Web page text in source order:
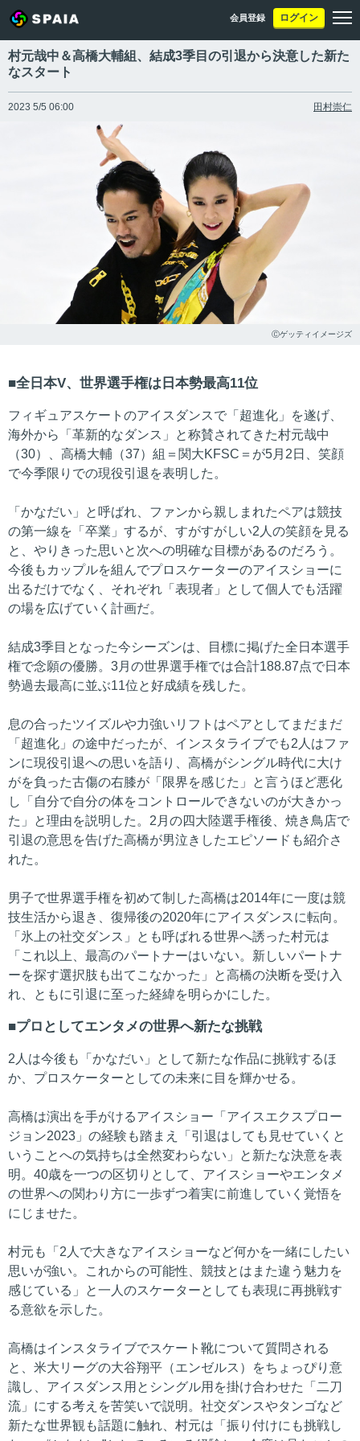
会員登録 ログイン
村元哉中＆高橋大輔組、結成3季目の引退から決意した新た
なスタート
2023 5/5 06:00 田村崇仁
Ⓒゲッティイメージズ
全日本V、世界選手権は日本勢最高11位
フィギュアスケートのアイスダンスで「超進化」を遂げ、
海外から「革新的なダンス」と称賛されてきた村元哉中
（30）、高橋大輔（37）組＝関大KFSC＝が5月2日、笑顔
で今季限りでの現役引退を表明した。
「かなだい」と呼ばれ、ファンから親しまれたペアは競技
の第一線を「卒業」するが、すがすがしい2人の笑顔を見る
と、やりきった思いと次への明確な目標があるのだろう。
今後もカップルを組んでプロスケーターのアイスショーに
出るだけでなく、それぞれ「表現者」として個人でも活躍
の場を広げていく計画だ。
結成3季目となった今シーズンは、目標に掲げた全日本選手
権で念願の優勝。3月の世界選手権では合計188.87点で日本
勢過去最高に並ぶ11位と好成績を残した。
息の合ったツイズルや力強いリフトはペアとしてまだまだ
「超進化」の途中だったが、インスタライブでも2人はファ
ンに現役引退への思いを語り、高橋がシングル時代に大け
がを負った古傷の右膝が「限界を感じた」と言うほど悪化
し「自分で自分の体をコントロールできないのが大きかっ
た」と理由を説明した。2月の四大陸選手権後、焼き鳥店で
引退の意思を告げた高橋が男泣きしたエピソードも紹介さ
れた。
男子で世界選手権を初めて制した高橋は2014年に一度は競
技生活から退き、復帰後の2020年にアイスダンスに転向。
「氷上の社交ダンス」とも呼ばれる世界へ誘った村元は
「これ以上、最高のパートナーはいない。新しいパートナ
ーを探す選択肢も出てこなかった」と高橋の決断を受け入
れ、ともに引退に至った経緯を明らかにした。
プロとしてエンタメの世界へ新たな挑戦
2人は今後も「かなだい」として新たな作品に挑戦するほ
か、プロスケーターとしての未来に目を輝かせる。
高橋は演出を手がけるアイスショー「アイスエクスプロー
ジョン2023」の経験も踏まえ「引退はしても見せていくと
いうことへの気持ちは全然変わらない」と新たな決意を表
明。40歳を一つの区切りとして、アイスショーやエンタメ
の世界への関わり方に一歩ずつ着実に前進していく覚悟を
にじませた。
村元も「2人で大きなアイスショーなど何かを一緒にしたい
思いが強い。これからの可能性、競技とはまた違う魅力を
感じている」と一人のスケーターとしても表現に再挑戦す
る意欲を示した。
高橋はインスタライブでスケート靴について質問される
と、米大リーグの大谷翔平（エンゼルス）をちょっぴり意
識し、アイスダンス用とシングル用を掛け合わせた「二刀
流」にする考えを苦笑いで説明。社交ダンスやタンゴなど
新たな世界観も話題に触れ、村元は「振り付けにも挑戦し